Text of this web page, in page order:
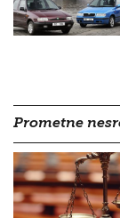
Prometne